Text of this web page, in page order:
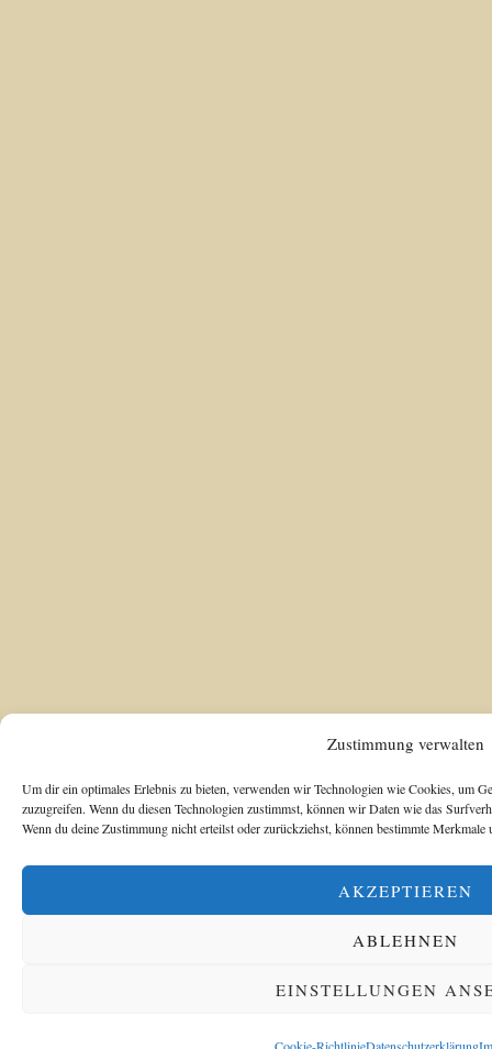
Zustimmung verwalten
Um dir ein optimales Erlebnis zu bieten, verwenden wir Technologien wie Cookies, um
zuzugreifen. Wenn du diesen Technologien zustimmst, können wir Daten wie das
Wenn du deine Zustimmung nicht erteilst oder zurückziehst, können bestimmte
AKZEPTIEREN
ABLEHNEN
EINSTELLUNGEN